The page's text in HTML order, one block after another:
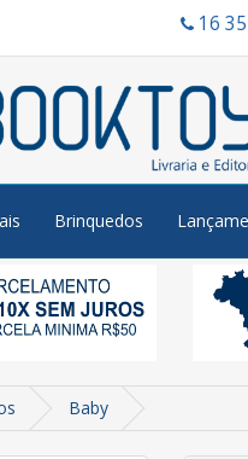
16
Brinquedos
Baby